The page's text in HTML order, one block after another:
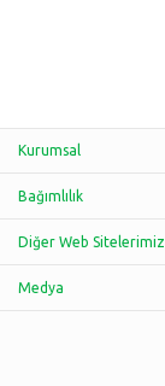
Kurumsal
Bağımlılık
Diğer Web Sitelerimiz
Medya